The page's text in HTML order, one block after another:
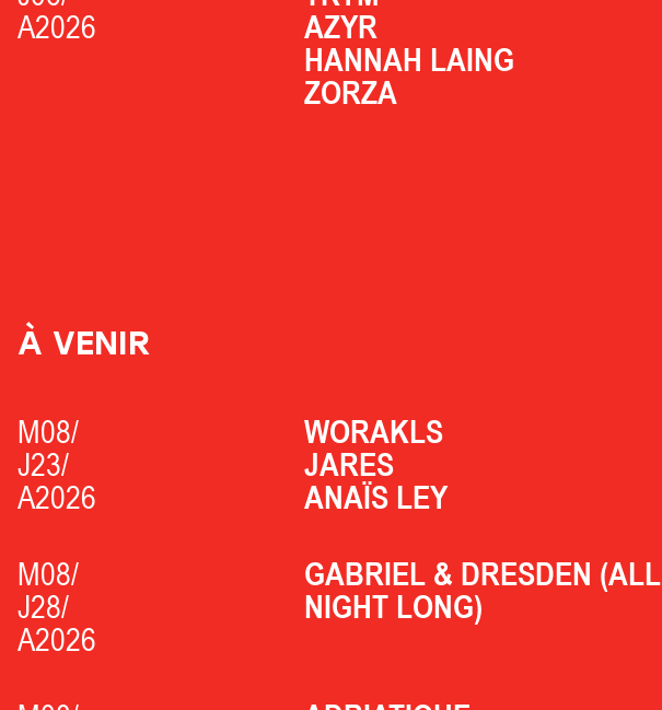
A2026
AZYR
HANNAH LAING
ZORZA
À VENIR
M08/
J23/
A2026
WORAKLS
JARES
ANAÏS LEY
M08/
J28/
A2026
GABRIEL & DRESDEN (ALL
NIGHT LONG)